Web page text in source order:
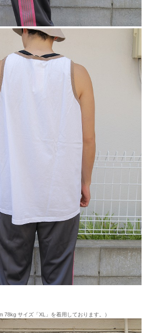
78kg サイズ「XL」を着用しております。）